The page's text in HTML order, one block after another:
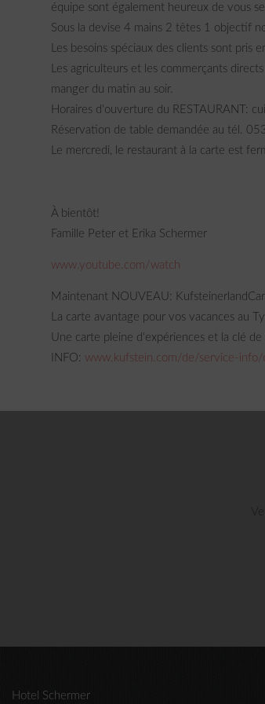
équipe sont également heureux de vous
Sous la devise 4 mains 2 têtes 1 objectif
Les besoins spéciaux des clients sont pris
Les agriculteurs et les commerçants
manger du matin au soir.
Horaires d'ouverture du RESTAURANT:
Réservation de table demandée au tél.
Le mercredi, le restaurant à la carte est
À bientôt!
Famille Peter et Erika Schermer
www.youtube.com/watch
Maintenant NOUVEAU:
La carte avantage pour vos vacances au
Une carte pleine d'expériences et la clé de
INFO: www.kufstein.com/de/service-info/
Hotel Schermer